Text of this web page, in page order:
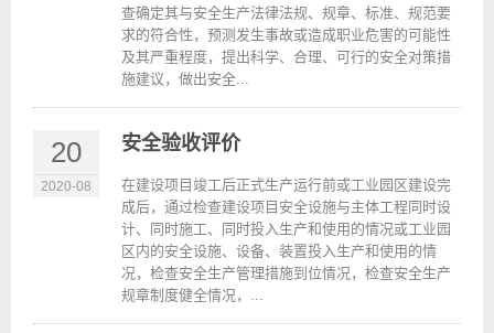
查确定其与安全生产法律法规、规章、标准、规范要
求的符合性，预测发生事故或造成职业危害的可能性
及其严重程度，提出科学、合理、可行的安全对策措
施建议，做出安全...
20
2020-08
安全验收评价
在建设项目竣工后正式生产运行前或工业园区建设完
成后，通过检查建设项目安全设施与主体工程同时设
计、同时施工、同时投入生产和使用的情况或工业园
区内的安全设施、设备、装置投入生产和使用的情
况，检查安全生产管理措施到位情况，检查安全生产
规章制度健全情况，...